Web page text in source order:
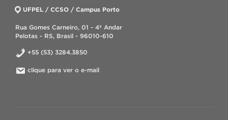
UFPEL / CCSO / Campus Porto
Rua Gomes Carneiro, 01 - 4º Andar
Pelotas - RS, Brasil - 96010-610
+55 (53) 3284.3850
clique para ver o e-mail